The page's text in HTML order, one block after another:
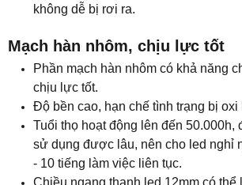
không dễ bị rơi ra.
Mạch hàn nhôm, chịu lực tốt
Phần mạch hàn nhôm có khả năng
chịu lực tốt.
Độ bền cao, hạn chế tình trạng bị oxi
Tuổi thọ hoạt động lên đến 50.000h,
sử dụng được lâu, nên cho led nghỉ
- 10 tiếng làm việc liên tục.